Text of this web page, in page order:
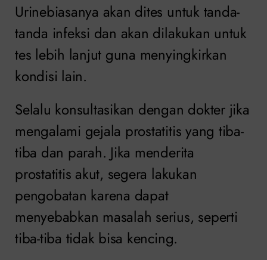
Urinebiasanya akan dites untuk tanda-
tanda infeksi dan akan dilakukan untuk
tes lebih lanjut guna menyingkirkan
kondisi lain.
Selalu konsultasikan dengan dokter jika
mengalami gejala prostatitis yang tiba-
tiba dan parah. Jika menderita
prostatitis akut, segera lakukan
pengobatan karena dapat
menyebabkan masalah serius, seperti
tiba-tiba tidak bisa kencing.